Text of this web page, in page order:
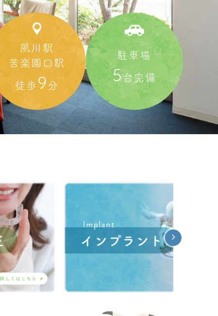
夙川駅
苦楽園口駅
徒歩 9分
駐車場
5台完備